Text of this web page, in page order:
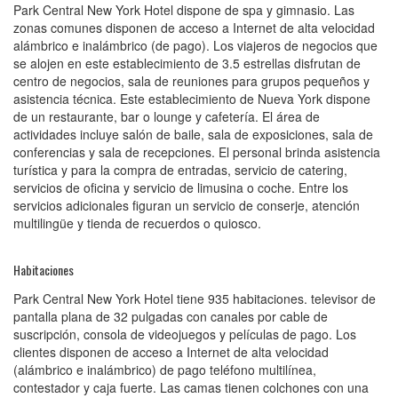
Park Central New York Hotel dispone de spa y gimnasio. Las
zonas comunes disponen de acceso a Internet de alta velocidad
alámbrico e inalámbrico (de pago). Los viajeros de negocios que
se alojen en este establecimiento de 3.5 estrellas disfrutan de
centro de negocios, sala de reuniones para grupos pequeños y
asistencia técnica. Este establecimiento de Nueva York dispone
de un restaurante, bar o lounge y cafetería. El área de
actividades incluye salón de baile, sala de exposiciones, sala de
conferencias y sala de recepciones. El personal brinda asistencia
turística y para la compra de entradas, servicio de catering,
servicios de oficina y servicio de limusina o coche. Entre los
servicios adicionales figuran un servicio de conserje, atención
multilingüe y tienda de recuerdos o quiosco.
Habitaciones
Park Central New York Hotel tiene 935 habitaciones. televisor de
pantalla plana de 32 pulgadas con canales por cable de
suscripción, consola de videojuegos y películas de pago. Los
clientes disponen de acceso a Internet de alta velocidad
(alámbrico e inalámbrico) de pago teléfono multilínea,
contestador y caja fuerte. Las camas tienen colchones con una